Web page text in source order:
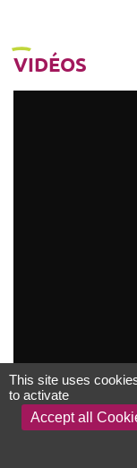
VIDÉOS
This site uses
to activate
Accept all